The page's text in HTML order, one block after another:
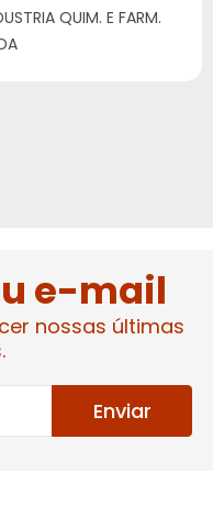
QUIM. E FARM.
e-mail
nossas últimas
Enviar